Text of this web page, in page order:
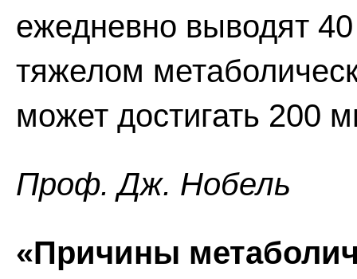
ежедневно выводят
тяжелом
может достигать 200
Проф. Дж. Нобель
«Причины